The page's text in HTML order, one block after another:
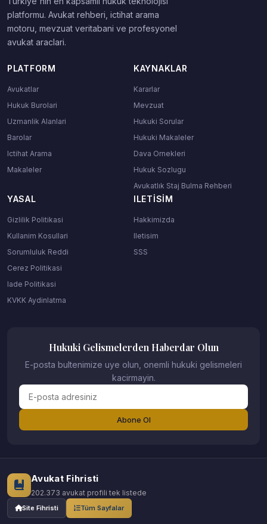
platformu. Avukat rehberi, ictihat arama
motoru, mevzuat veritabani ve profesyonel
avukat araclari.
PLATFORM
Avukatlar
Hukuk Burolari
Uzmanlik Alanlari
Barolar
Ictihat Arama
Makaleler
KAYNAKLAR
Kararlar
Mevzuat
Hukuki Sorular
Hukuki Makaleler
Dava Ornekleri
Hukuk Sozlugu
Avukatlık Staj Bulma Rehberi
YASAL
Gizlilik Politikasi
Kullanim Kosullari
Sorumluluk Reddi
Cerez Politikasi
Iade Politikasi
KVKK Aydinlatma
ILETISIM
Hakkimizda
Iletisim
SSS
Hukuki Gelismelerden Haberdar Olun
E-posta bultenimize uye olun, onemli hukuki gelismeleri
kacirmayin.
Abone Ol
Avukat Fihristi
202.373 avukat profili tek listede
Site Fihristi Tüm Sayfalar